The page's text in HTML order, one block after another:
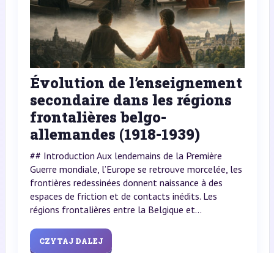
Évolution de l’enseignement
secondaire dans les régions
frontalières belgo-
allemandes (1918-1939)
## Introduction Aux lendemains de la Première
Guerre mondiale, l’Europe se retrouve morcelée, les
frontières redessinées donnent naissance à des
espaces de friction et de contacts inédits. Les
régions frontalières entre la Belgique et...
CZYTAJ DALEJ